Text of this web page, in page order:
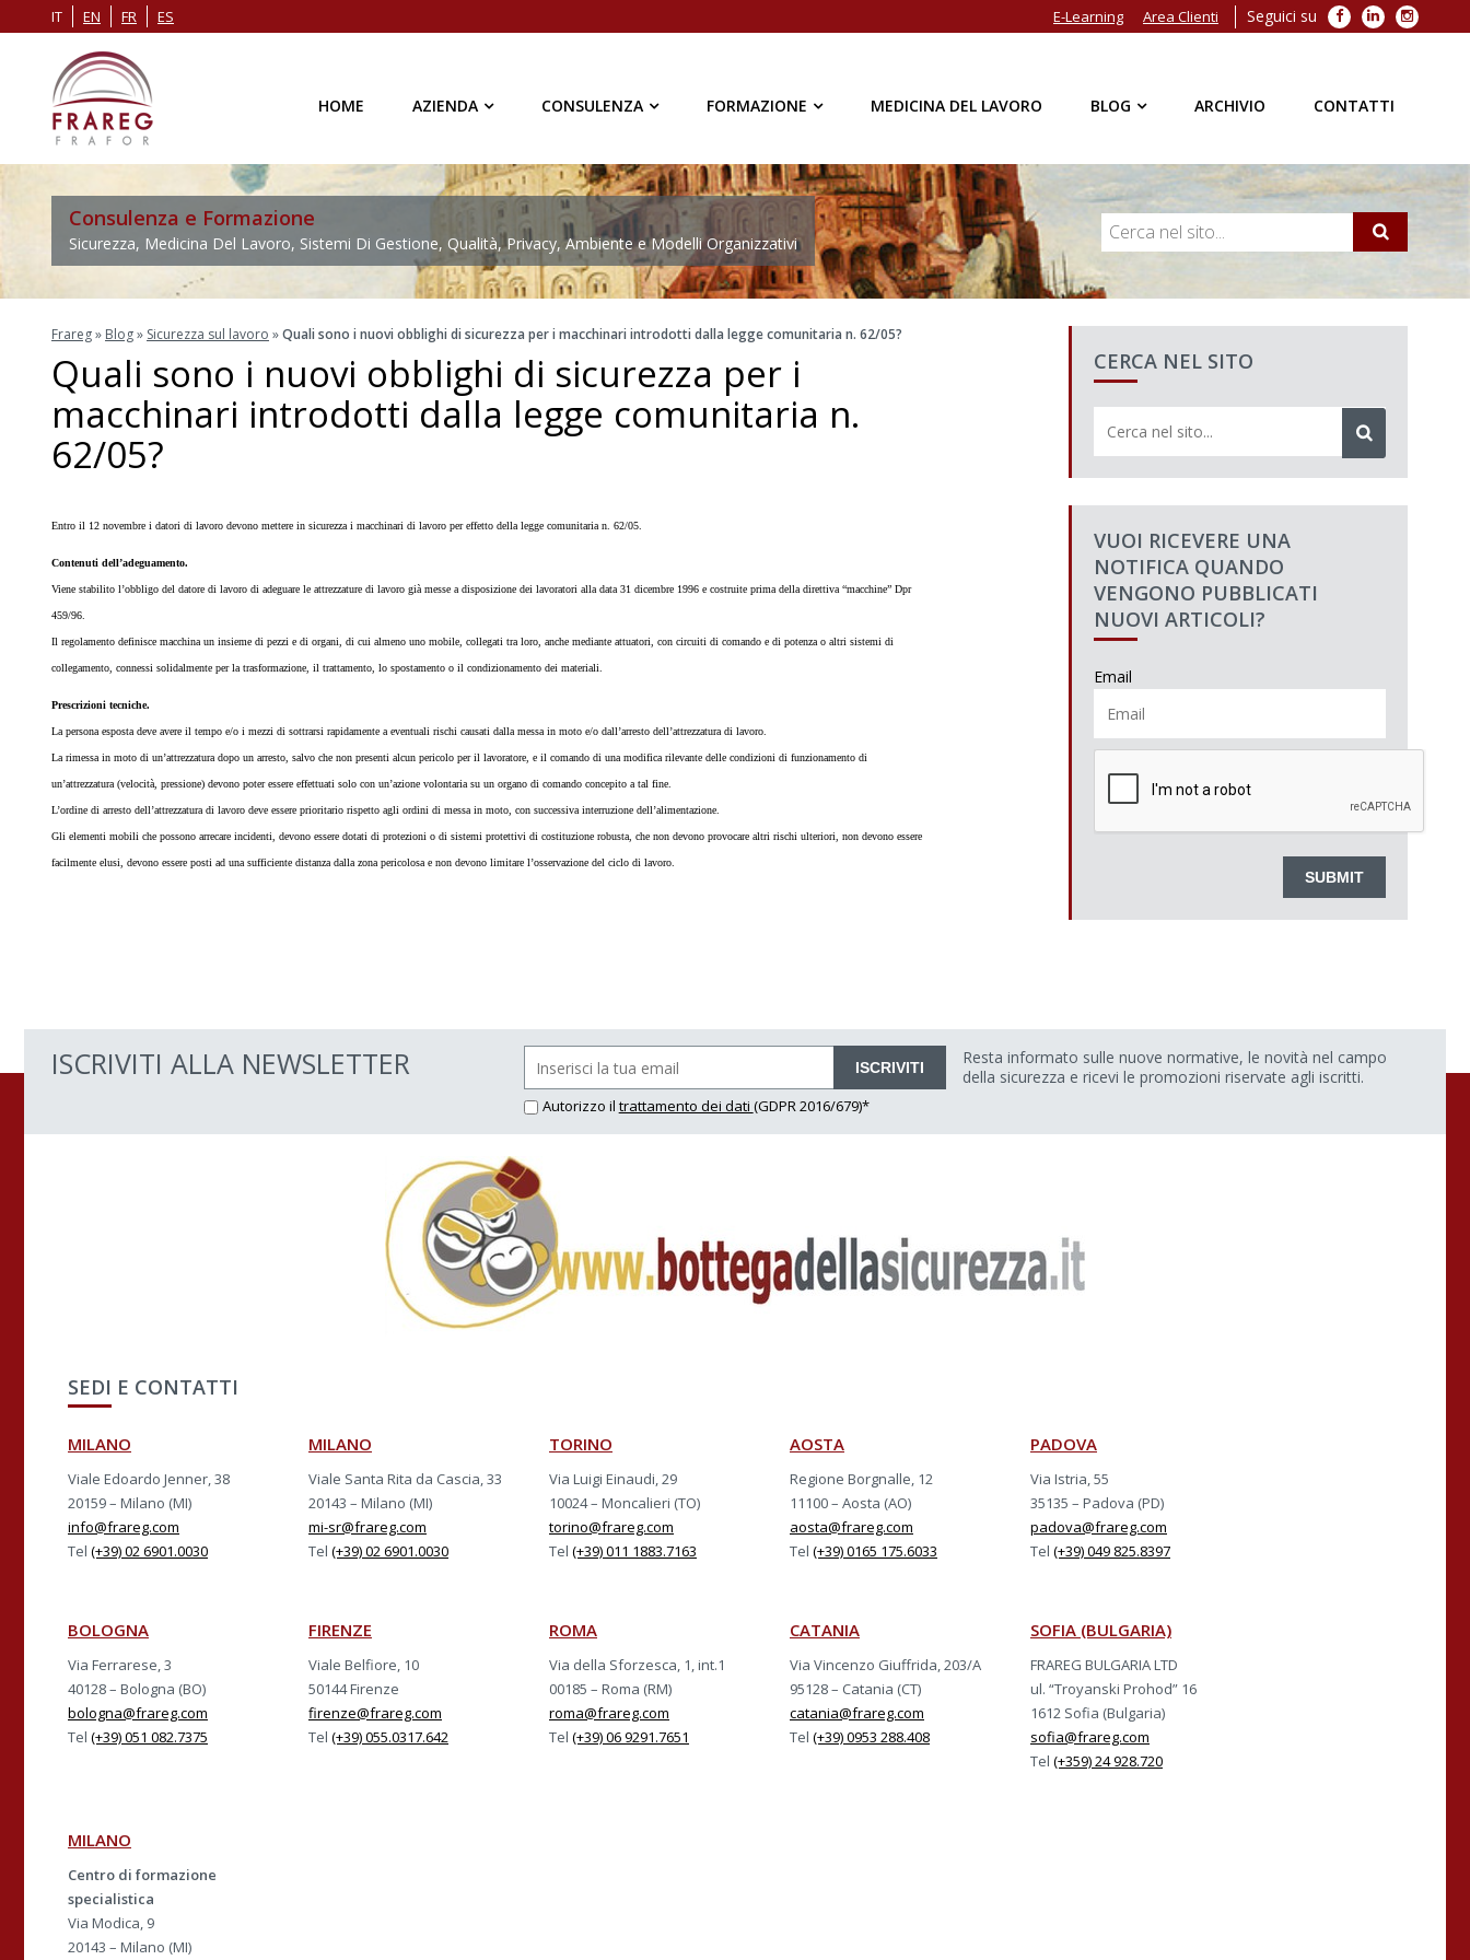
IT EN FR ES Seguici su Facebook
LinkedIn
E-Learning Area Clienti
HOME AZIENDA CONSULENZA FORMAZIONE MEDICINA DEL LAVORO BLOG ARCHIVIO CONTATTI
Consulenza e Formazione
Sicurezza, Medicina Del Lavoro, Sistemi Di Gestione, Qualità, Privacy, Ambiente e Modelli Organizzativi
Frareg» Blog» Sicurezza sul lavoro »Quali sono i nuovi obblighi di sicurezza per i macchinari introdotti dalla legge comunitaria n. 62/05?
Quali sono i nuovi obblighi di sicurezza per i
macchinari introdotti dalla legge comunitaria n.
62/05?
Entro il 12 novembre i datori di lavoro devono mettere in sicurezza i macchinari di lavoro per effetto della legge comunitaria n. 62/05.
Contenuti dell’adeguamento.
Viene stabilito l’obbligo del datore di lavoro di adeguare le attrezzature di lavoro già messe a disposizione dei lavoratori alla data 31 dicembre 1996 e costruite prima della direttiva “macchine” Dpr
459/96.
Il regolamento definisce macchina un insieme di pezzi e di organi, di cui almeno uno mobile, collegati tra loro, anche mediante attuatori, con circuiti di comando e di potenza o altri sistemi di
collegamento, connessi solidalmente per la trasformazione, il trattamento, lo spostamento o il condizionamento dei materiali.
Prescrizioni tecniche.
La persona esposta deve avere il tempo e/o i mezzi di sottrarsi rapidamente a eventuali rischi causati dalla messa in moto e/o dall’arresto dell’attrezzatura di lavoro.
La rimessa in moto di un’attrezzatura dopo un arresto, salvo che non presenti alcun pericolo per il lavoratore, e il comando di una modifica rilevante delle condizioni di funzionamento di
un’attrezzatura (velocità, pressione) devono poter essere effettuati solo con un’azione volontaria su un organo di comando concepito a tal fine.
L’ordine di arresto dell’attrezzatura di lavoro deve essere prioritario rispetto agli ordini di messa in moto, con successiva interruzione dell’alimentazione.
Gli elementi mobili che possono arrecare incidenti, devono essere dotati di protezioni o di sistemi protettivi di costituzione robusta, che non devono provocare altri rischi ulteriori, non devono essere
facilmente elusi, devono essere posti ad una sufficiente distanza dalla zona pericolosa e non devono limitare l’osservazione del ciclo di lavoro.
CERCA NEL SITO
VUOI RICEVERE UNA
NOTIFICA QUANDO
VENGONO PUBBLICATI
NUOVI ARTICOLI?
Email
ISCRIVITI ALLA NEWSLETTER ISCRIVITI
Autorizzo il trattamento dei dati (GDPR 2016/679)*
Resta informato sulle nuove normative, le novità nel campo
della sicurezza e ricevi le promozioni riservate agli iscritti.
SEDI E CONTATTI
MILANO
Viale Edoardo Jenner, 38
20159 – Milano (MI)
info@frareg.com
Tel (+39) 02 6901.0030
MILANO
Viale Santa Rita da Cascia, 33
20143 – Milano (MI)
mi-sr@frareg.com
Tel (+39) 02 6901.0030
TORINO
Via Luigi Einaudi, 29
10024 – Moncalieri (TO)
torino@frareg.com
Tel (+39) 011 1883.7163
AOSTA
Regione Borgnalle, 12
11100 – Aosta (AO)
aosta@frareg.com
Tel (+39) 0165 175.6033
PADOVA
Via Istria, 55
35135 – Padova (PD)
padova@frareg.com
Tel (+39) 049 825.8397
BOLOGNA
Via Ferrarese, 3
40128 – Bologna (BO)
bologna@frareg.com
Tel (+39) 051 082.7375
FIRENZE
Viale Belfiore, 10
50144 Firenze
firenze@frareg.com
Tel (+39) 055.0317.642
ROMA
Via della Sforzesca, 1, int.1
00185 – Roma (RM)
roma@frareg.com
Tel (+39) 06 9291.7651
CATANIA
Via Vincenzo Giuffrida, 203/A
95128 – Catania (CT)
catania@frareg.com
Tel (+39) 0953 288.408
SOFIA (BULGARIA)
FRAREG BULGARIA LTD
ul. “Troyanski Prohod” 16
1612 Sofia (Bulgaria)
sofia@frareg.com
Tel (+359) 24 928.720
MILANO
Centro di formazione
specialistica
Via Modica, 9
20143 – Milano (MI)